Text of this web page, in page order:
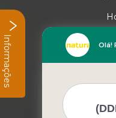
Olá!
Informações